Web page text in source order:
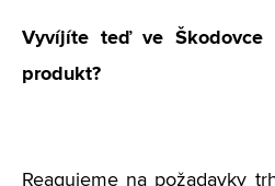
Vyvíjíte teď ve Škodovce
produkt?
Reagujeme na požadavky